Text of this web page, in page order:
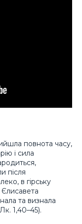
повнота часу,
і сила
після
в гірську
та визнала
1,40–45).